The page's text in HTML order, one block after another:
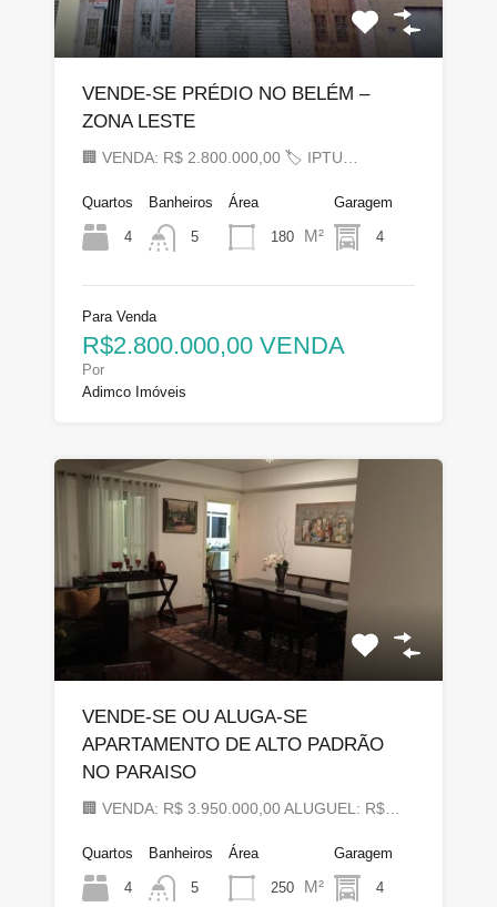
VENDE-SE PRÉDIO NO BELÉM –
ZONA LESTE
🏢 VENDA: R$ 2.800.000,00 🏷 IPTU…
Quartos
4
Banheiros
5
Área
180 M²
Garagem
4
Para Venda
R$2.800.000,00 VENDA
Por
Adimco Imóveis
VENDE-SE OU ALUGA-SE
APARTAMENTO DE ALTO PADRÃO
NO PARAISO
🏢 VENDA: R$ 3.950.000,00 ALUGUEL: R$…
Quartos
4
Banheiros
5
Área
250 M²
Garagem
4